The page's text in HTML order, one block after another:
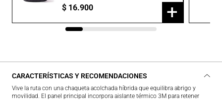
$ 16.900 +
CARACTERÍSTICAS Y RECOMENDACIONES
Vive la ruta con una chaqueta acolchada híbrida que equilibra abrigo y
movilidad. El panel principal incorpora aislante térmico 3M para retener